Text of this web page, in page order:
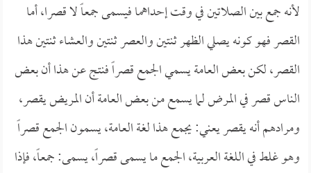
لأنه جمع بين الصلاتين في وقت إحداهما فيسمى جمعاً لا قصرا، أما
القصر فهو كونه يصلي الظهر ثنتين والعصر ثنتين والعشاء ثنتين هذا
القصر، لكن بعض العامة يسمي الجمع قصراً فنتج عن هذا أن بعض
الناس قصر في المرض لما يسمع من بعض العامة أن المريض يقصر،
ومرادهم أنه يقصر يعني: يجمع هذا لغة العامة، يسمون الجمع قصراً
وهو غلط في اللغة العربية، الجمع ما يسمى قصراً، يسمى: جمعاً، فإذا